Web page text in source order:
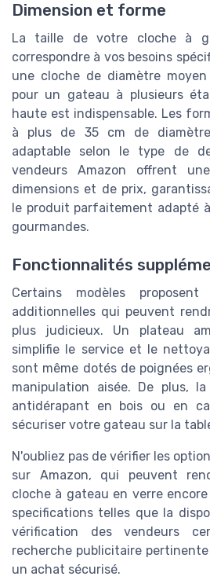
Dimension et forme
La taille de votre cloche à
correspondre à vos besoins
une cloche de diamètre
pour un gateau à plusieurs
haute est indispensable. Les
à plus de 35 cm de
adaptable selon le type de
vendeurs Amazon offrent
dimensions et de prix,
le produit parfaitement adapté
gourmandes.
Fonctionnalités
Certains modèles
additionnelles qui peuvent
plus judicieux. Un plateau
simplifie le service et le
sont même dotés de poignées
manipulation aisée. De plus,
antidérapant en bois ou en
sécuriser votre gateau sur la
N'oubliez pas de vérifier les
sur Amazon, qui peuvent
cloche à gateau en verre
specifications telles que la
vérification des vendeurs
recherche publicitaire
un achat sécurisé.